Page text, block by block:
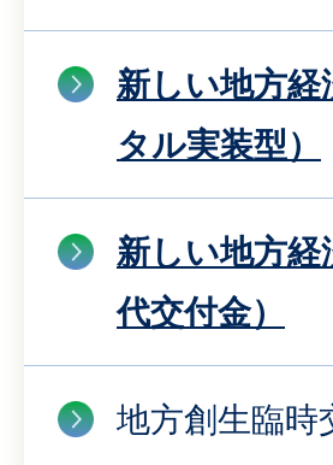
新しい地方経
タル実装型）
新しい地方経
代交付金）
地方創生臨時